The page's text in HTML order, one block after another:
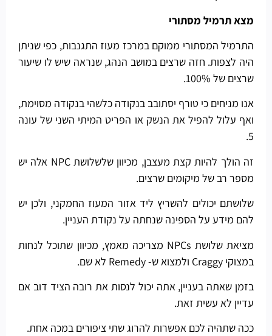
מצא תרמיל מסתורי
התרמיל המסתורי ממוקם במרכז מעוז התגנבות, כפי שניתן
היה לצפות. חזה שרצים במושב הנהג, שנראה שיש לו שיעור
שרצים של 100%.
אנו מניחים כי טורף יסתובב בנקודה כלשהי בנקודה מסוימת,
ואף עלול להפיל את הנשק או הפריט המיתי השני של עונה
5.
זה הולך להיות קצת מעצבן, מכיוון שלשלושת NPC אלה יש
מספר רב של מיקומים שרצים.
שלושתם יכולים להשריץ ליד אזור המעוז החמקני, ולכן יש
להם מידע על הספינה שנחתה על נקודת העניין.
מציאת שלושת NPCs מצריכה מאמץ, מכיוון שתוכל לנחות
במצוקי Craggy ולמצוא ש- Remedy לא שם.
בזמן שאתה בעניין, אתה יכול לנסות את רובה הציד דוב אם
עדיין לא עשית זאת.
ככה שתהיה לכם אפשרות להרוג שתי ציפורים במכה אחת.